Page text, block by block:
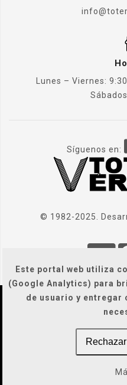
Este portal web utiliza
(Google Analytics) para
de usuario y entregar
Rechazar
Lunes – Viernes:
Síguenos en:
© 1982-2025.
|
Legal / Privacidad